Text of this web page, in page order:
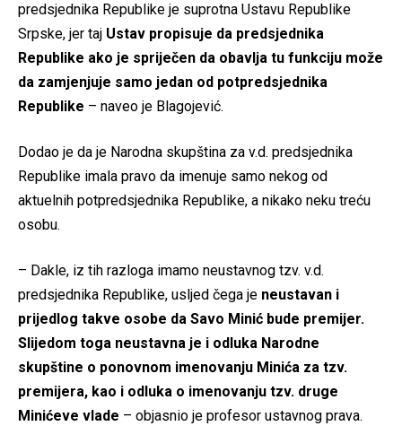
predsjednika Republike je suprotna Ustavu Republike
Srpske, jer taj Ustav propisuje da predsjednika
Republike ako je spriječen da obavlja tu funkciju može
da zamjenjuje samo jedan od potpredsjednika
Republike – naveo je Blagojević.
Dodao je da je Narodna skupština za v.d. predsjednika
Republike imala pravo da imenuje samo nekog od
aktuelnih potpredsjednika Republike, a nikako neku treću
osobu.
– Dakle, iz tih razloga imamo neustavnog tzv. v.d.
predsjednika Republike, usljed čega je neustavan i
prijedlog takve osobe da Savo Minić bude premijer.
Slijedom toga neustavna je i odluka Narodne
skupštine o ponovnom imenovanju Minića za tzv.
premijera, kao i odluka o imenovanju tzv. druge
Minićeve vlade – objasnio je profesor ustavnog prava.